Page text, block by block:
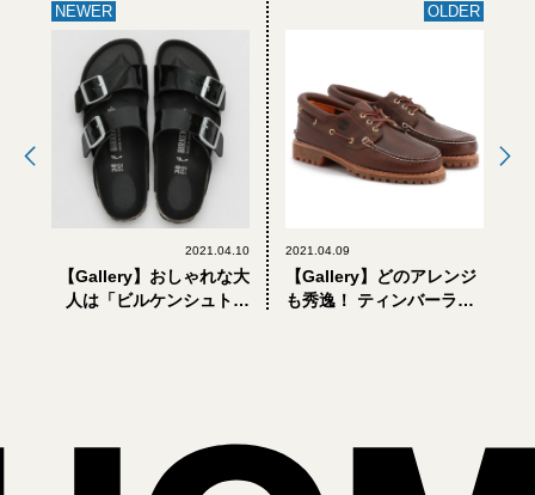
NEWER
2021.04.10
【Gallery】おしゃれな大
人は「ビルケンシュトッ
OLDER
2021.04.09
【Gallery】どのアレンジ
も秀逸！ ティンバーラン